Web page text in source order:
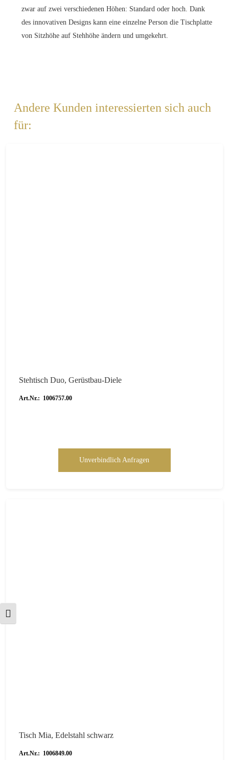
Schrift vergrößern
zwar auf zwei verschiedenen Höhen: Standard oder hoch. Dank
des innovativen Designs kann eine einzelne Person die Tischplatte
von Sitzhöhe auf Stehhöhe ändern und umgekehrt.
Andere Kunden interessierten sich auch
für:
Stehtisch Duo, Gerüstbau-Diele
Art.Nr.: 1006757.00
Unverbindlich Anfragen
Tisch Mia, Edelstahl schwarz
Art.Nr.: 1006849.00